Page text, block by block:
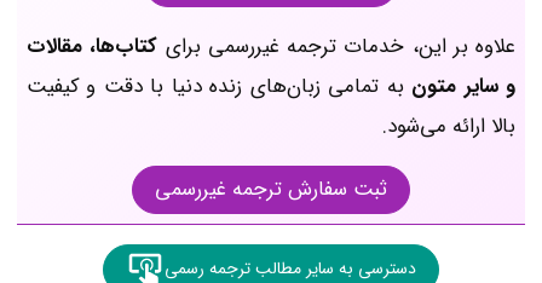
علاوه بر این، خدمات ترجمه غیررسمی برای کتاب‌ها، مقالات
و سایر متون به تمامی زبان‌های زنده دنیا با دقت و کیفیت
بالا ارائه می‌شود.
ثبت سفارش ترجمه غیررسمی
دسترسی به سایر مطالب ترجمه رسمی